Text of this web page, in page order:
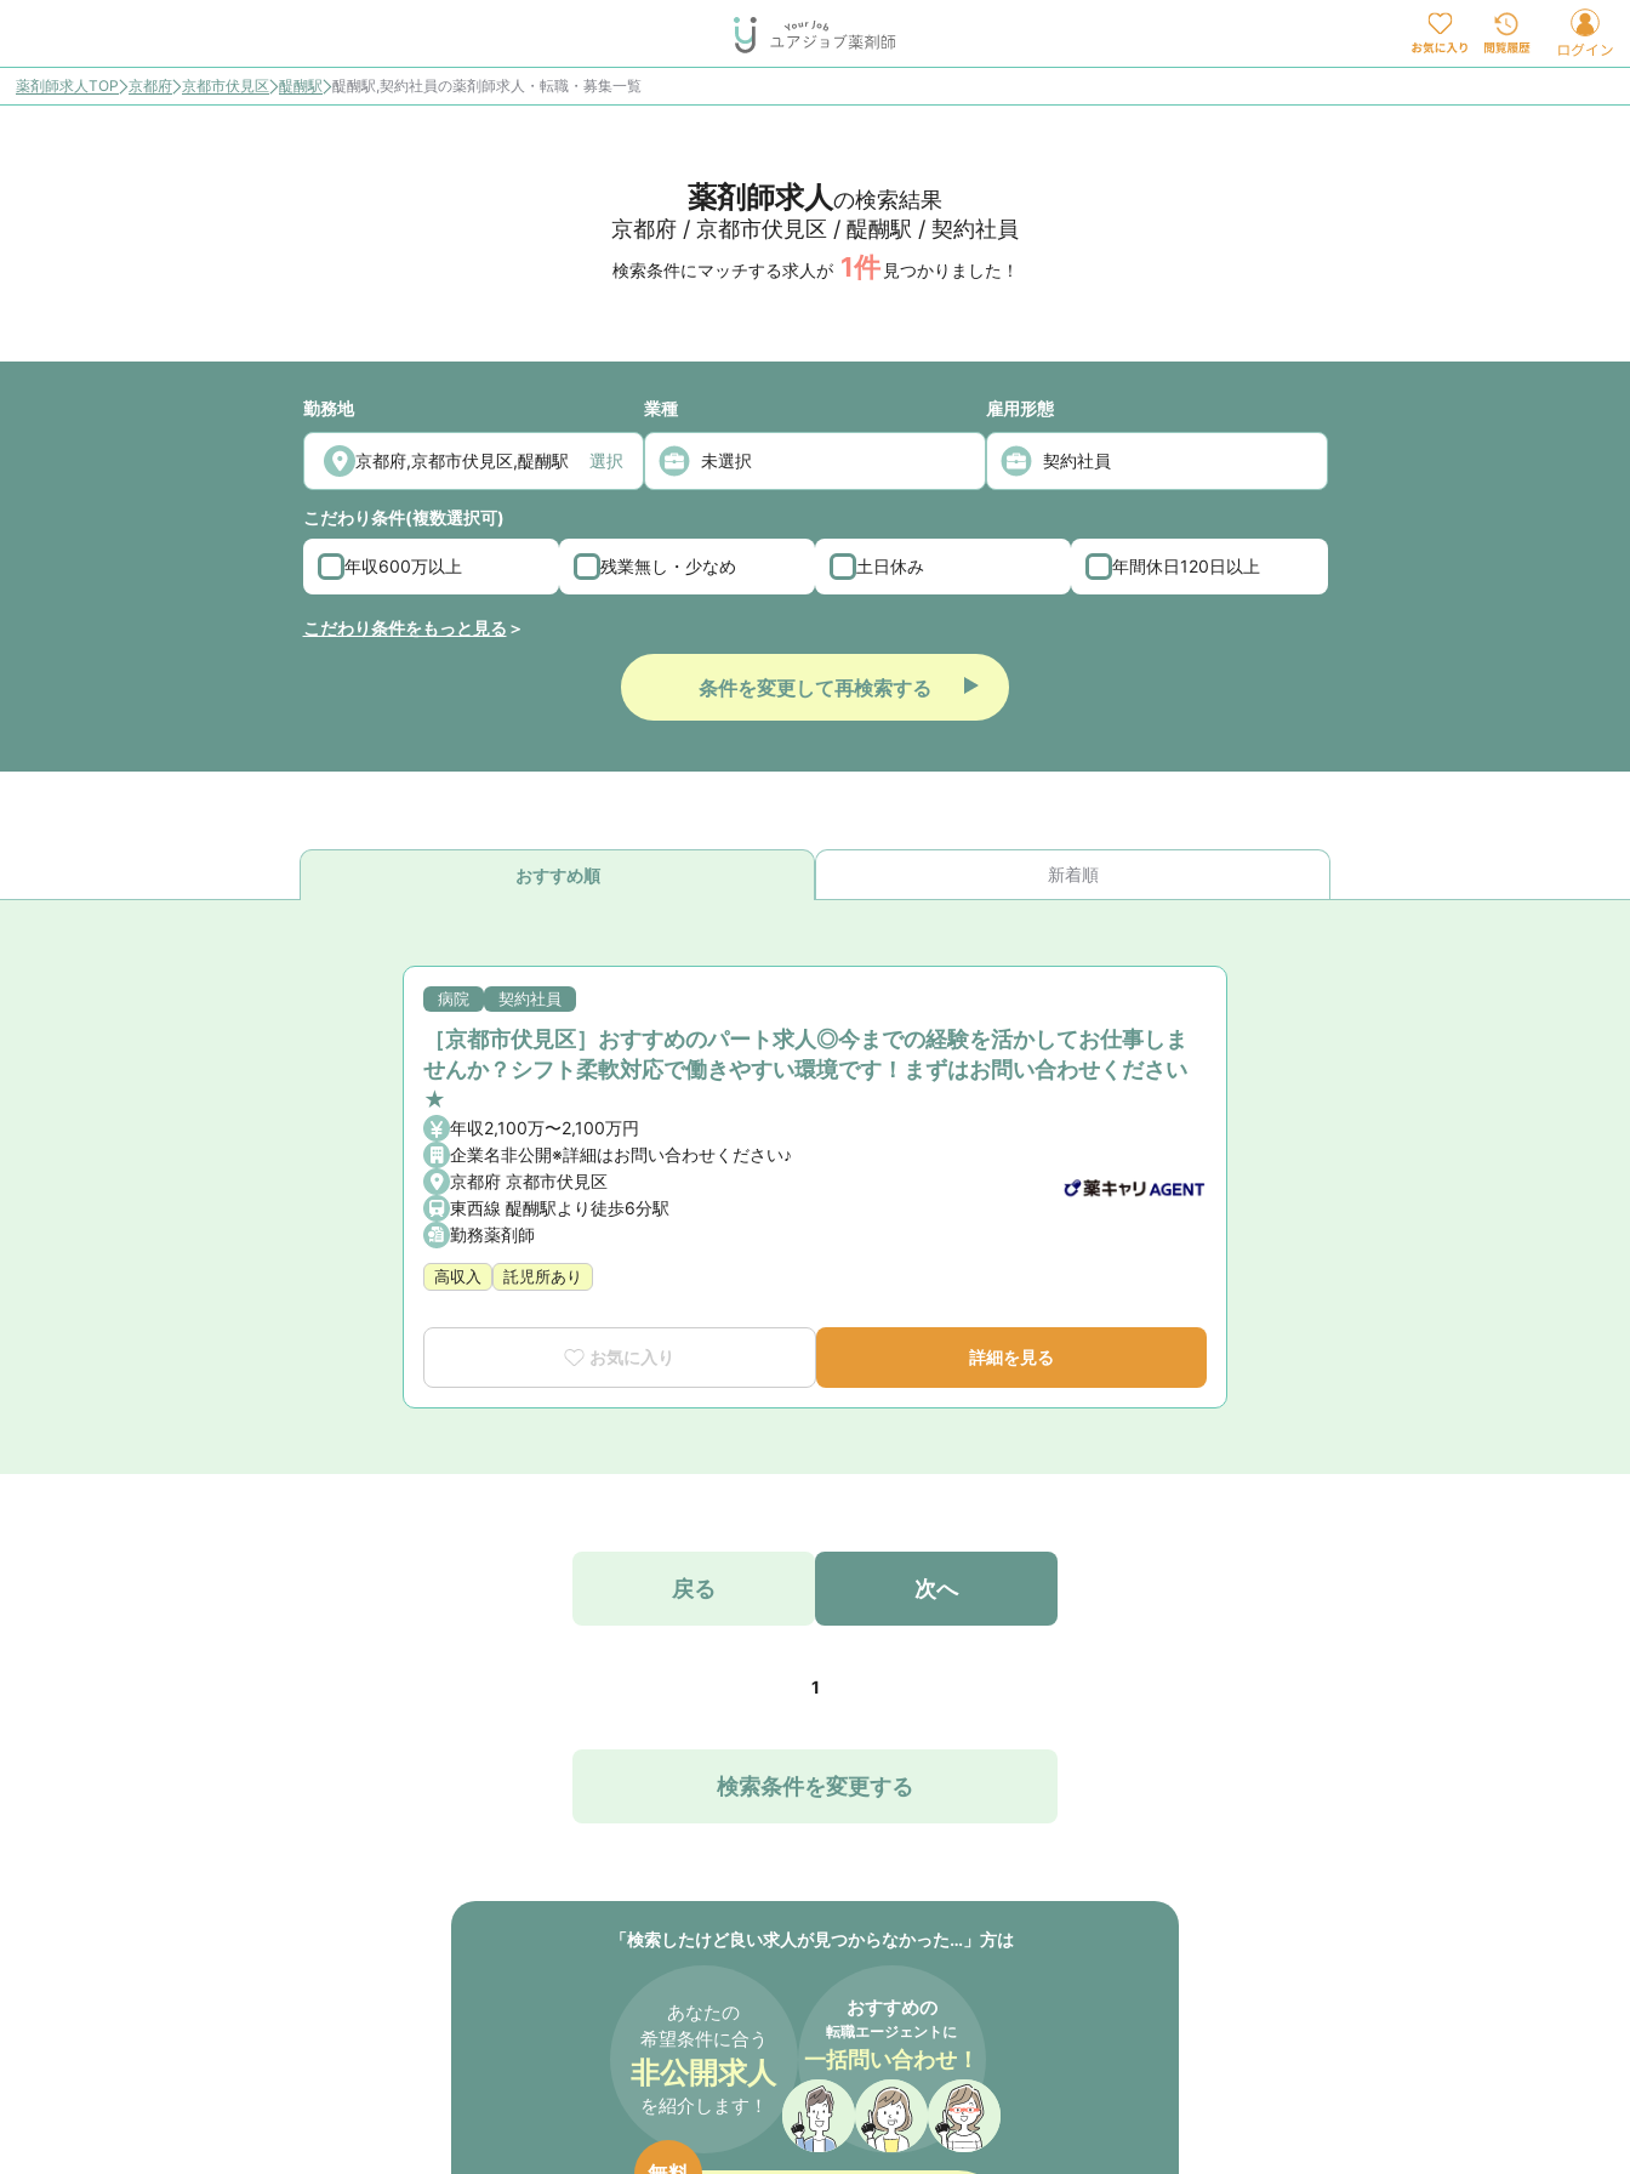
薬剤師求人TOP 京都府 京都市伏見区 醍醐駅 醍醐駅,契約社員の薬剤師求人・転職・募集一覧
薬剤師求人の検索結果
京都府 / 京都市伏見区 / 醍醐駅 / 契約社員
検索条件にマッチする求人が 1件 見つかりました！
勤務地
選択
業種 雇用形態
こだわり条件(複数選択可)
年収600万以上 残業無し・少なめ 土日休み 年間休日120日以上
こだわり条件をもっと見る
条件を変更して再検索する
おすすめ順 新着順
病院 契約社員
［京都市伏見区］おすすめのパート求人◎今までの経験を活かしてお仕事しま
せんか？シフト柔軟対応で働きやすい環境です！まずはお問い合わせください
★
年収2,100万〜2,100万円
企業名非公開※詳細はお問い合わせください♪
京都府 京都市伏見区
東西線 醍醐駅より徒歩6分駅
勤務薬剤師
高収入 託児所あり
お気に入り 詳細を見る
戻る 次へ
1
検索条件を変更する
「検索したけど良い求人が見つからなかった…」方は
あなたの
希望条件に合う
非公開求人
を紹介します！
おすすめの
転職エージェントに
一括問い合わせ！